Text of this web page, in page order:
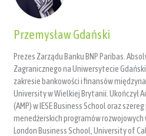
Przemysław Gdański
Prezes Zarządu Banku BNP Paribas.
Zagranicznego na Uniwersytecie
zakresie bankowości i finansów
University w Wielkiej Brytanii. Ukończył
(AMP) w IESE Business School oraz
menedżerskich programów rozwojowych
London Business School, University of